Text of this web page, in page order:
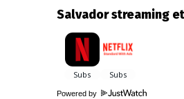
Salvador streaming
Powered by